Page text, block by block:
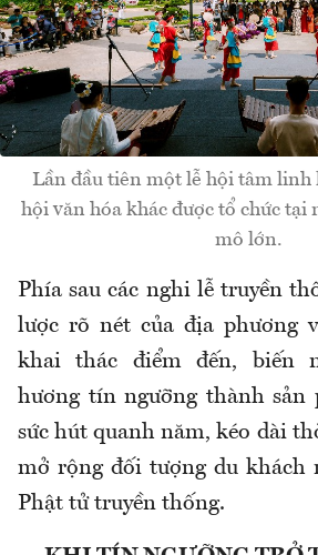
Lần đầu tiên một lễ hội tâm linh
hội văn hóa khác được tổ chức tại
mô lớn.
Phía sau các nghi lễ truyền
lược rõ nét của địa phương
khai thác điểm đến, biến
hương tín ngưỡng thành sản
sức hút quanh năm, kéo dài
mở rộng đối tượng du khách
Phật tử truyền thống.